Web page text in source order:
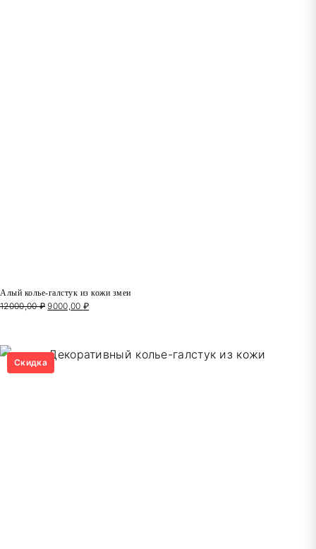
Алый колье-галстук из кожи змеи
12000,00₽ Первоначальная
12000,00 ₽.
9000,00 ₽
Скидка